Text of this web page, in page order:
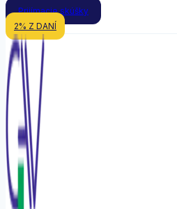
Prijímacie skúšky
2% Z DANÍ